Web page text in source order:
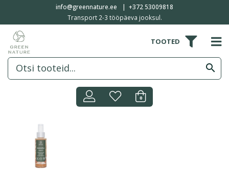
info@greennature.ee
+372 53009818
Transport 2-3 tööpäeva jooksul.
TOOTED
search
0